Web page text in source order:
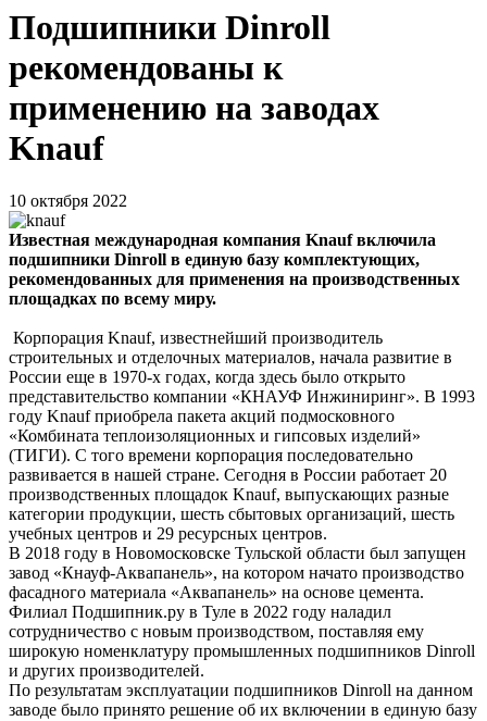
Подшипники Dinroll
рекомендованы к
применению на заводах
Knauf
10 октября 2022
Известная международная компания Knauf включила
подшипники Dinroll в единую базу комплектующих,
рекомендованных для применения на производственных
площадках по всему миру.
Корпорация Knauf, известнейший производитель
строительных и отделочных материалов, начала развитие в
России еще в 1970-х годах, когда здесь было открыто
представительство компании «КНАУФ Инжиниринг». В 1993
году Knauf приобрела пакета акций подмосковного
«Комбината теплоизоляционных и гипсовых изделий»
(ТИГИ). С того времени корпорация последовательно
развивается в нашей стране. Сегодня в России работает 20
производственных площадок Knauf, выпускающих разные
категории продукции, шесть сбытовых организаций, шесть
учебных центров и 29 ресурсных центров.
В 2018 году в Новомосковске Тульской области был запущен
завод «Кнауф-Аквапанель», на котором начато производство
фасадного материала «Аквапанель» на основе цемента.
Филиал Подшипник.ру в Туле в 2022 году наладил
сотрудничество с новым производством, поставляя ему
широкую номенклатуру промышленных подшипников Dinroll
и других производителей.
По результатам эксплуатации подшипников Dinroll на данном
заводе было принято решение об их включении в единую базу